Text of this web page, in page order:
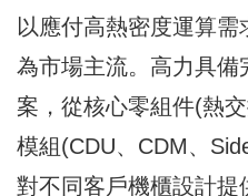
以應付高熱密度運算
為市場主流。高力具
案，從核心零組件(熱
模組(CDU、CDM、
對不同客戶機櫃設計提